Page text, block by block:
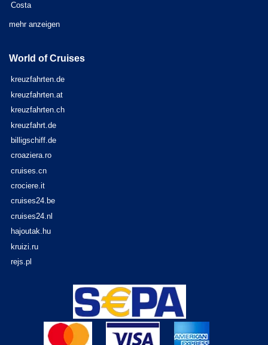
Costa
mehr anzeigen
World of Cruises
kreuzfahrten.de
kreuzfahrten.at
kreuzfahrten.ch
kreuzfahrt.de
billigschiff.de
croaziera.ro
cruises.cn
crociere.it
cruises24.be
cruises24.nl
hajoutak.hu
kruizi.ru
rejs.pl